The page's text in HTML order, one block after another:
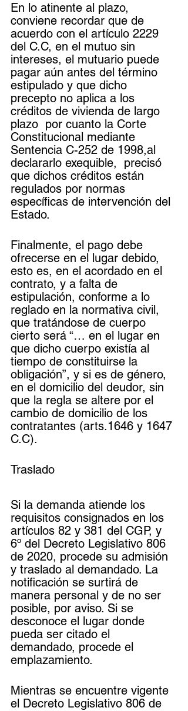
En lo atinente al plazo,
conviene recordar que de
acuerdo con el artículo 2229
del C.C, en el mutuo sin
intereses, el mutuario puede
pagar aún antes del término
estipulado y que dicho
precepto no aplica a los
créditos de vivienda de largo
plazo  por cuanto la Corte
Constitucional mediante
Sentencia C-252 de 1998,al
declararlo exequible,  precisó
que dichos créditos están
regulados por normas
específicas de intervención del
Estado.
Finalmente, el pago debe
ofrecerse en el lugar debido,
esto es, en el acordado en el
contrato, y a falta de
estipulación, conforme a lo
reglado en la normativa civil,
que tratándose de cuerpo
cierto será “… en el lugar en
que dicho cuerpo existía al
tiempo de constituirse la
obligación”, y si es de género,
en el domicilio del deudor, sin
que la regla se altere por el
cambio de domicilio de los
contratantes (arts.1646 y 1647
C.C).
Traslado
Si la demanda atiende los
requisitos consignados en los
artículos 82 y 381 del CGP, y
6º del Decreto Legislativo 806
de 2020, procede su admisión
y traslado al demandado. La
notificación se surtirá de
manera personal y de no ser
posible, por aviso. Si se
desconoce el lugar donde
pueda ser citado el
demandado, procede el
emplazamiento.
Mientras se encuentre vigente
el Decreto Legislativo 806 de